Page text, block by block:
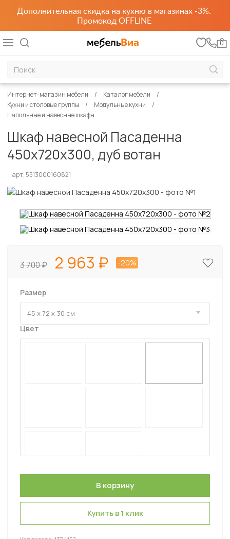
Дополнительная скидка на кухню в магазинах -3%.
Промокод OFFLINE
0
Интернет-магазин мебели
Каталог мебели
Кухни и столовые группы
Модульные кухни
Напольные и навесные шкафы
Шкаф навесной Пасаденна
450х720х300, дуб вотан
арт. 5513000160821
3 700 2 963 -20%
Размер
Цвет
Купить в 1 клик